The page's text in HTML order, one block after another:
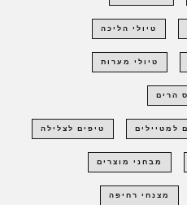
טיולי הליכה
טיולי מערות
הרים
למטיילים טיפים לצלילה
מבחני מוצרים
מצנחי רחיפה